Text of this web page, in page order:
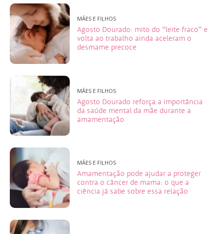
MÃES E FILHOS
Agosto Dourado: mito do “leite fraco” e
volta ao trabalho ainda aceleram o
desmame precoce
MÃES E FILHOS
Agosto Dourado reforça a importância
da saúde mental da mãe durante a
amamentação
MÃES E FILHOS
Amamentação pode ajudar a proteger
contra o câncer de mama: o que a
ciência já sabe sobre essa relação